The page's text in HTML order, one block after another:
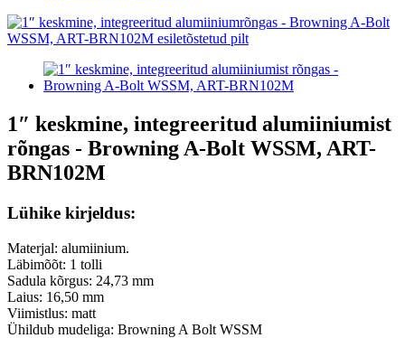
1″ keskmine, integreeritud alumiiniumist
rõngas - Browning A-Bolt WSSM, ART-
BRN102M
Lühike kirjeldus:
Materjal: alumiinium.
Läbimõõt: 1 tolli
Sadula kõrgus: 24,73 mm
Laius: 16,50 mm
Viimistlus: matt
Ühildub mudeliga: Browning A Bolt WSSM